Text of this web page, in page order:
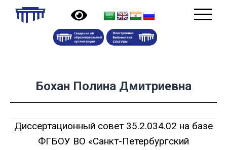
Бохан Полина Дмитриевна
Диссертационный совет 35.2.034.02 на базе
ФГБОУ ВО «Санкт-Петербургский